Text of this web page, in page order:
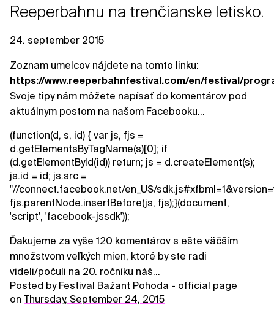
Reeperbahnu na trenčianske letisko.
24. september 2015
Zoznam umelcov nájdete na tomto linku:
https://www.reeperbahnfestival.com/en/festival/
Svoje tipy nám môžete napísať do komentárov pod
aktuálnym postom na našom Facebooku...
(function(d, s, id) { var js, fjs =
d.getElementsByTagName(s)[0]; if
(d.getElementById(id)) return; js = d.createElement(s);
js.id = id; js.src =
"//connect.facebook.net/en_US/
fjs.parentNode.insertBefore(js, fjs);}(document,
'script', 'facebook-jssdk'));
Ďakujeme za vyše 120 komentárov s ešte väčším
množstvom veľkých mien, ktoré by ste radi
videli/počuli na 20. ročníku náš...
Posted by Festival Bažant Pohoda - official page
on Thursday, September 24, 2015